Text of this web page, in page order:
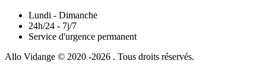
Lundi - Dimanche
24h/24 - 7j/7
Service d'urgence permanent
Allo Vidange © 2020 -2026 . Tous droits réservés.